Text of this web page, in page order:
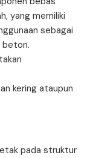
yang memiliki
sebagai
beton.
kering ataupun
pada struktur